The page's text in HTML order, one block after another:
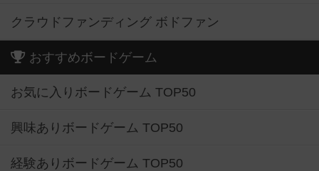
クラウドファンディング ボドファン
おすすめボードゲーム
お気に入りボードゲーム TOP50
興味ありボードゲーム TOP50
経験ありボードゲーム TOP50